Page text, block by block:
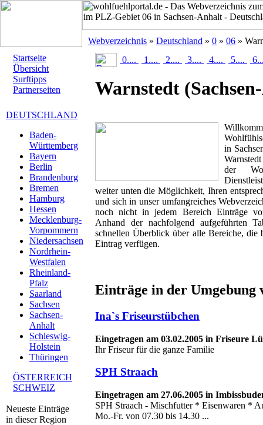
Webverzeichnis » Deutschland » 0 » 06 »
Startseite
Übersicht
Surftipps
Partnerseiten
DEUTSCHLAND
Baden-
Württemberg
Bayern
Berlin
Brandenburg
Bremen
Hamburg
Hessen
Mecklenburg-
Vorpommern
Niedersachsen
Nordrhein-
Westfalen
Rheinland-
Pfalz
Saarland
Sachsen
Sachsen-
Anhalt
Schleswig-
Holstein
Thüringen
ÖSTERREICH
SCHWEIZ
Neueste Einträge
in dieser Region
0.... 1.... 2.... 3.... 4.... 5....
Warnstedt
in
der
weiter unten die Möglichkeit, Ihren
und sich in unser umfangreiches
noch nicht in jedem Bereich Einträge
Anhand der nachfolgend aufgeführten
schnellen Überblick über alle Bereiche, die
Eintrag verfügen.
Einträge in der Umgebung
Ina`s Friseurstübchen
Eingetragen am 03.02.2005 in Friseure
Ihr Friseur für die ganze Familie
SPH Straach
Eingetragen am 27.06.2005 in
SPH Straach - Mischfutter * Eisenwaren *
Mo.-Fr. von 07.30 bis 14.30 ...